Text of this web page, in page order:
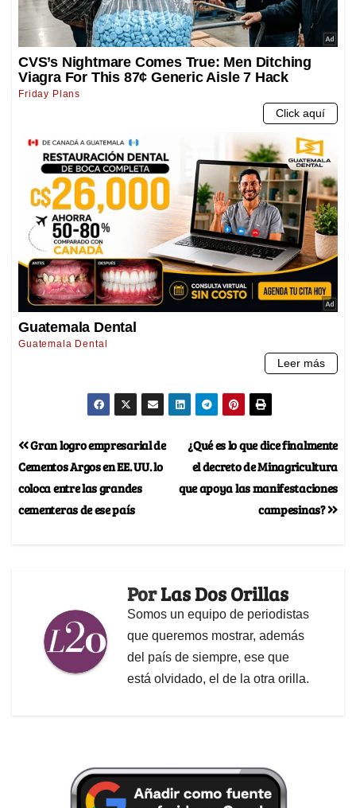
¿Qué es lo que dice finalmente
el decreto de Minagricultura
que apoya las manifestaciones
campesinas?
Gran logro empresarial de
Cementos Argos en EE. UU. lo
coloca entre las grandes
cementeras de ese país
PorLas Dos Orillas
Somos un equipo de periodistas
que queremos mostrar, además
del país de siempre, ese que
está olvidado, el de la otra orilla.